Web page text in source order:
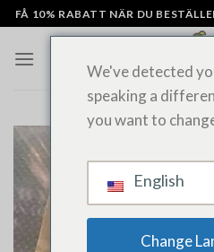
Hoppa
till
innehåll
FÅ 10% RABATT NÄR DU
We've detected
speaking a
you want to
English
Change